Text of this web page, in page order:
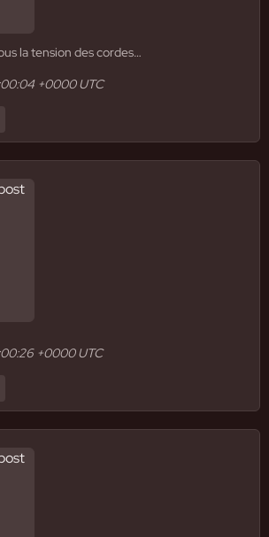
la tension des cordes…
+0000 UTC
+0000 UTC